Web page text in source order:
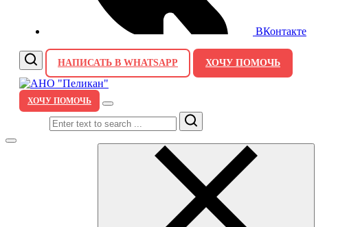
ВКонтакте
НАПИСАТЬ В WHATSAPP ХОЧУ ПОМОЧЬ
ХОЧУ ПОМОЧЬ
Search